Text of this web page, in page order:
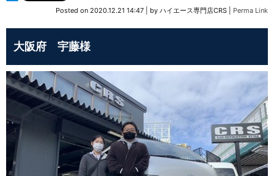
Posted on 2020.12.21 14:47 by ハイエース専門店CRS Perma Link
大阪府 宇藤様